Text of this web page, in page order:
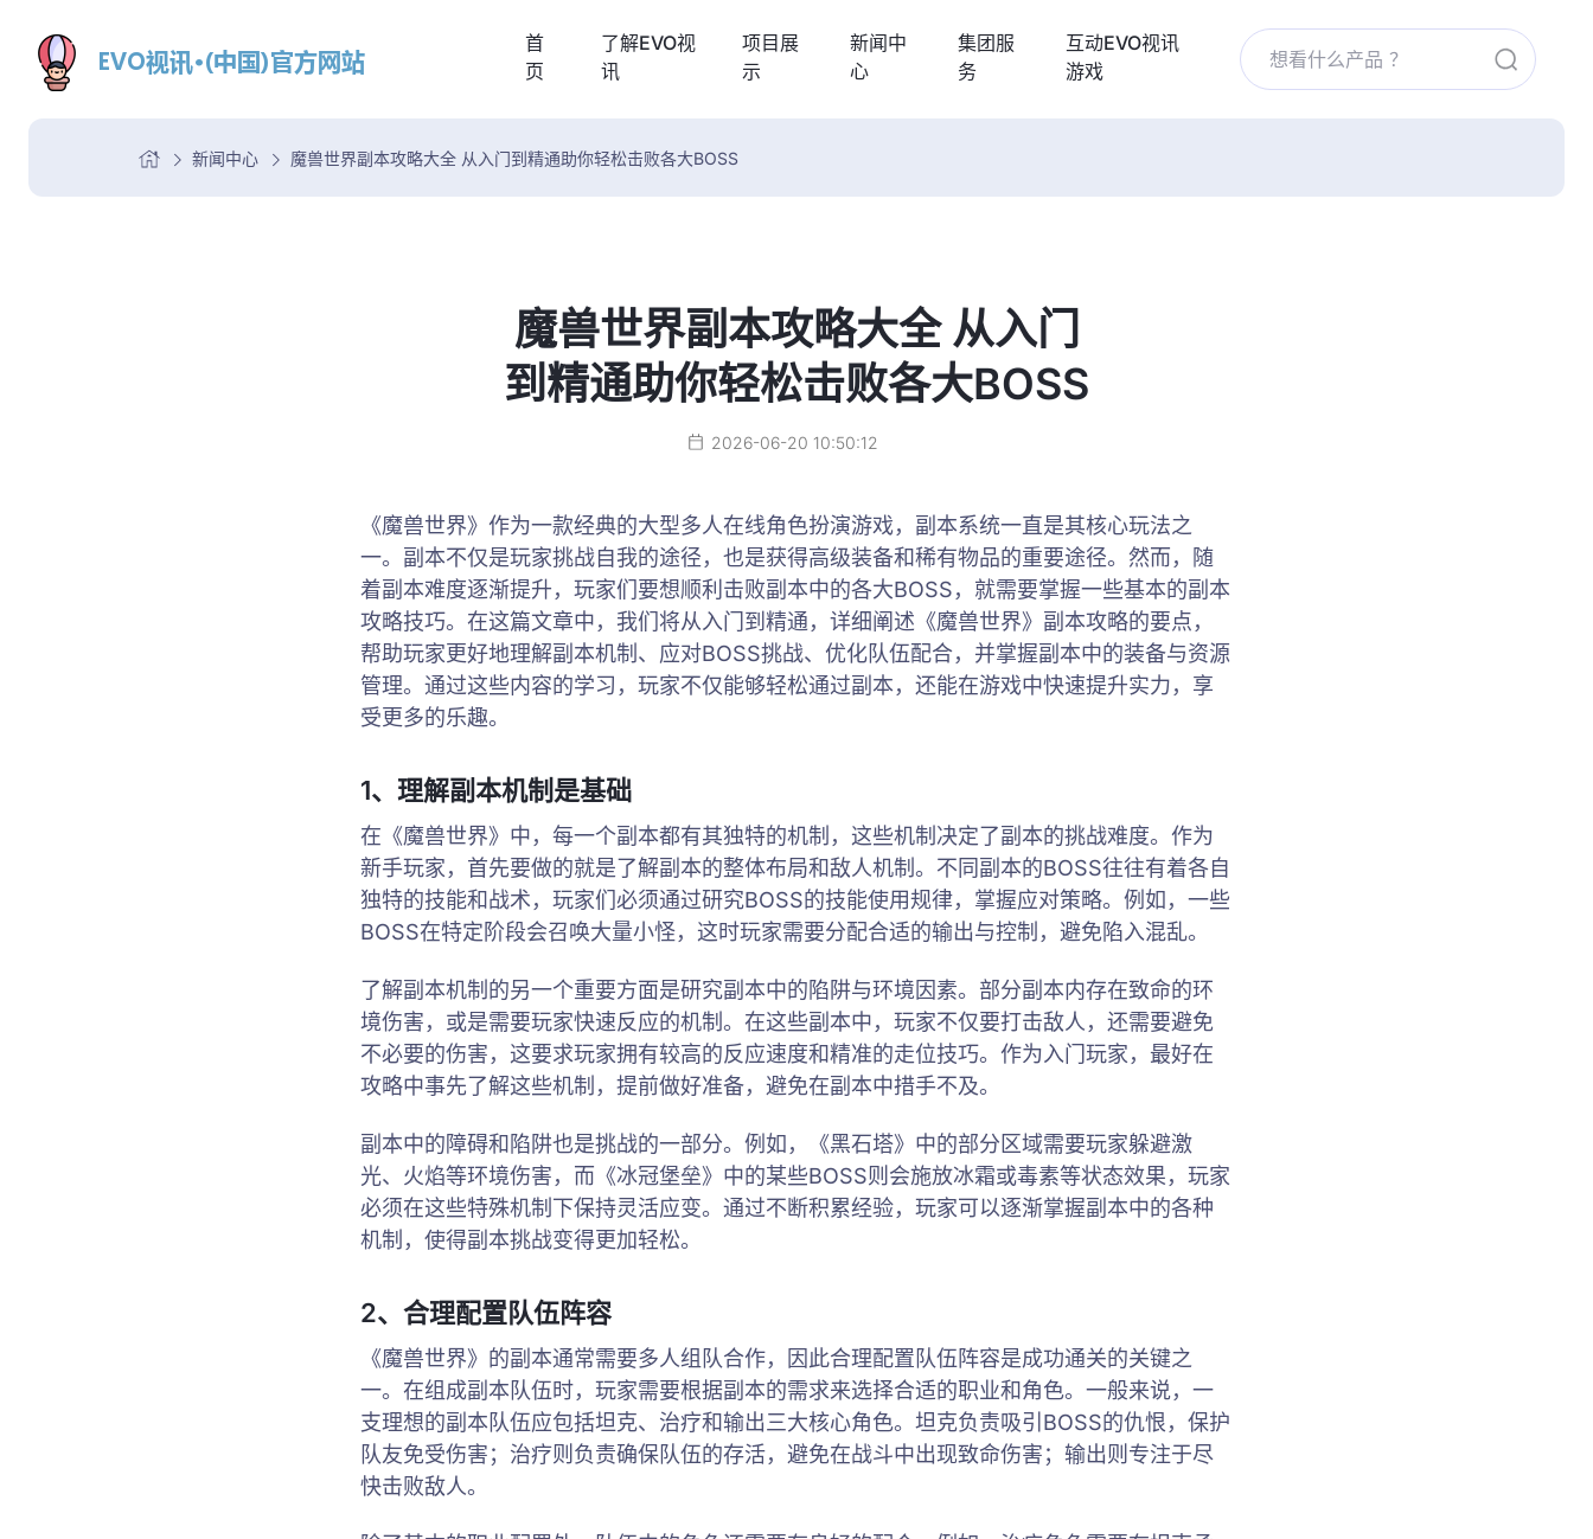
首
页
了解EVO视
讯
项目展
示
新闻中
心
集团服
务
互动EVO视讯
游戏
新闻中心 魔兽世界副本攻略大全 从入门到精通助你轻松击败各大BOSS
魔兽世界副本攻略大全 从入门
到精通助你轻松击败各大BOSS
2026-06-20 10:50:12
《魔兽世界》作为一款经典的大型多人在线角色扮演游戏，副本系统一直是其核心玩法之
一。副本不仅是玩家挑战自我的途径，也是获得高级装备和稀有物品的重要途径。然而，随
着副本难度逐渐提升，玩家们要想顺利击败副本中的各大BOSS，就需要掌握一些基本的副本
攻略技巧。在这篇文章中，我们将从入门到精通，详细阐述《魔兽世界》副本攻略的要点，
帮助玩家更好地理解副本机制、应对BOSS挑战、优化队伍配合，并掌握副本中的装备与资源
管理。通过这些内容的学习，玩家不仅能够轻松通过副本，还能在游戏中快速提升实力，享
受更多的乐趣。
1、理解副本机制是基础
在《魔兽世界》中，每一个副本都有其独特的机制，这些机制决定了副本的挑战难度。作为
新手玩家，首先要做的就是了解副本的整体布局和敌人机制。不同副本的BOSS往往有着各自
独特的技能和战术，玩家们必须通过研究BOSS的技能使用规律，掌握应对策略。例如，一些
BOSS在特定阶段会召唤大量小怪，这时玩家需要分配合适的输出与控制，避免陷入混乱。
了解副本机制的另一个重要方面是研究副本中的陷阱与环境因素。部分副本内存在致命的环
境伤害，或是需要玩家快速反应的机制。在这些副本中，玩家不仅要打击敌人，还需要避免
不必要的伤害，这要求玩家拥有较高的反应速度和精准的走位技巧。作为入门玩家，最好在
攻略中事先了解这些机制，提前做好准备，避免在副本中措手不及。
副本中的障碍和陷阱也是挑战的一部分。例如，《黑石塔》中的部分区域需要玩家躲避激
光、火焰等环境伤害，而《冰冠堡垒》中的某些BOSS则会施放冰霜或毒素等状态效果，玩家
必须在这些特殊机制下保持灵活应变。通过不断积累经验，玩家可以逐渐掌握副本中的各种
机制，使得副本挑战变得更加轻松。
2、合理配置队伍阵容
《魔兽世界》的副本通常需要多人组队合作，因此合理配置队伍阵容是成功通关的关键之
一。在组成副本队伍时，玩家需要根据副本的需求来选择合适的职业和角色。一般来说，一
支理想的副本队伍应包括坦克、治疗和输出三大核心角色。坦克负责吸引BOSS的仇恨，保护
队友免受伤害；治疗则负责确保队伍的存活，避免在战斗中出现致命伤害；输出则专注于尽
快击败敌人。